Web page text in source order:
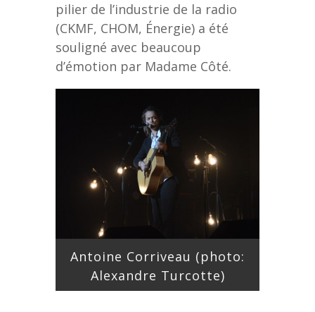
pilier de l’industrie de la radio
(CKMF, CHOM, Énergie) a été
souligné avec beaucoup
d’émotion par Madame Côté.
Antoine Corriveau (photo:
Alexandre Turcotte)